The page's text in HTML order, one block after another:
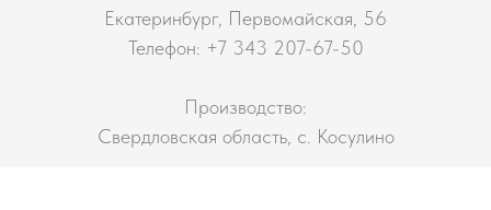
Екатеринбург, Первомайская, 56
Телефон: +7 343 207-67-50
Производство:
Свердловская область, с. Косулино